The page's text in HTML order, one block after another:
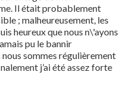
Il était probablement
; malheureusement, les
heureux que nous n\'ayons
pu le bannir
sommes régulièrement
j’ai été assez forte